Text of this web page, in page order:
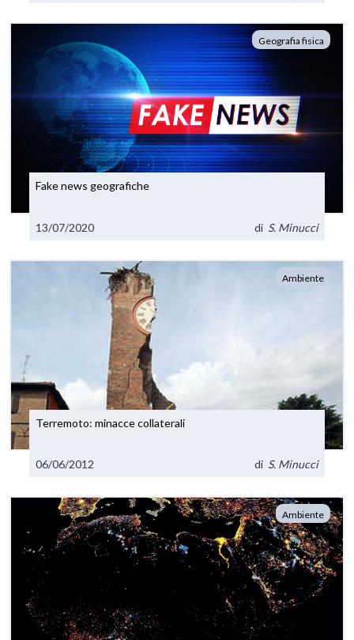
Geografia fisica
Fake news geografiche
13/07/2020 di S. Minucci
Ambiente
Terremoto: minacce collaterali
06/06/2012 di S. Minucci
Ambiente